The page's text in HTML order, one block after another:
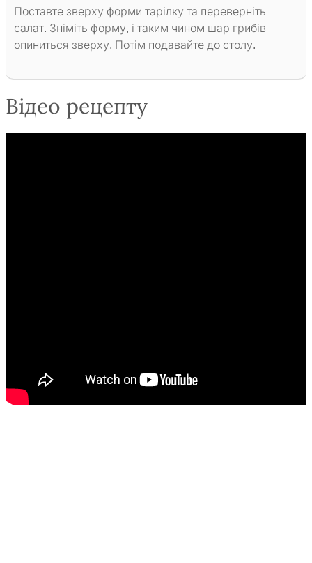
Поставте зверху форми тарілку та переверніть
салат. Зніміть форму, і таким чином шар грибів
опиниться зверху. Потім подавайте до столу.
Відео рецепту